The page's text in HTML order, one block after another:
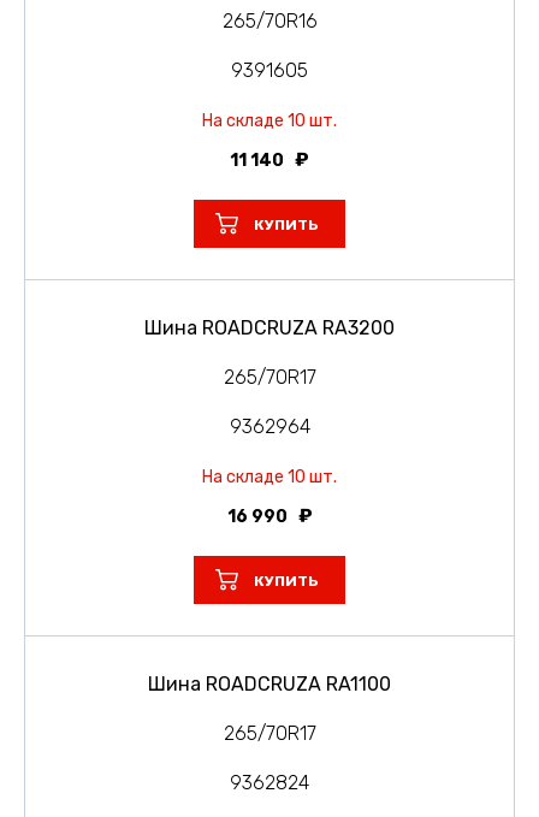
265/70R16
9391605
На складе 10 шт.
11 140
КУПИТЬ
Шина ROADCRUZA RA3200
265/70R17
9362964
На складе 10 шт.
16 990
КУПИТЬ
Шина ROADCRUZA RA1100
265/70R17
9362824